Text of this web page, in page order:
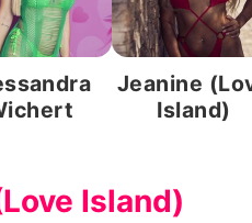
Jeanine
Island)
Island)